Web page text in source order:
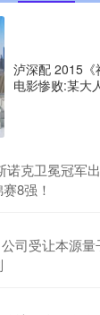
泸深配 2015《
电影惨败:某大
诺克卫冕冠军
8强！
司受让本源